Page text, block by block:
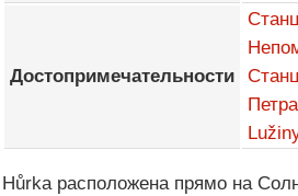
Достопримечательности
Hůrka расположена прямо на